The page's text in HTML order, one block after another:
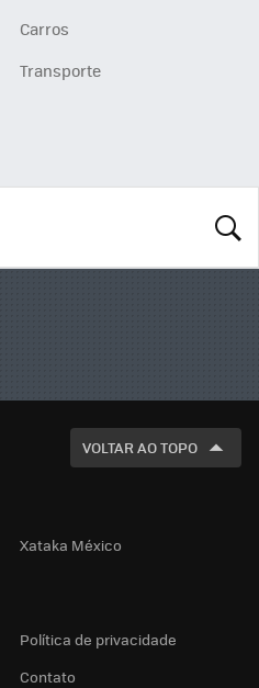
Carros
Transporte
VOLTAR AO TOPO
Xataka México
Política de privacidade
Contato